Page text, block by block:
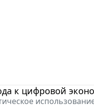
к цифровой